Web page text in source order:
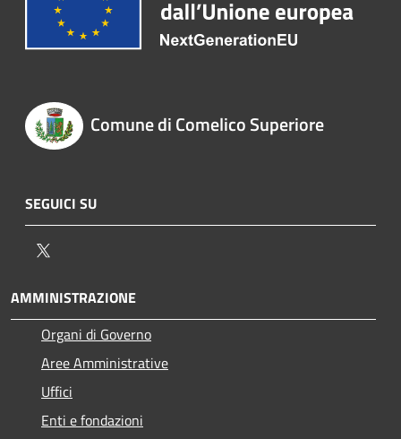
Comune di Comelico Superiore
SEGUICI SU
AMMINISTRAZIONE
Organi di Governo
Aree Amministrative
Uffici
Enti e fondazioni